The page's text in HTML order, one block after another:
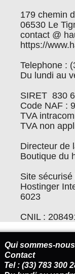
179 chemin
06530 Le
contact @
https://
Telephone :
Du lundi au
SIRET 830
Code NAF :
TVA
TVA non
Directeur de
Boutique du
Site
Hostinger
6023
CNIL :
Qui sommes-
Contact
Tel : (33) 783 300